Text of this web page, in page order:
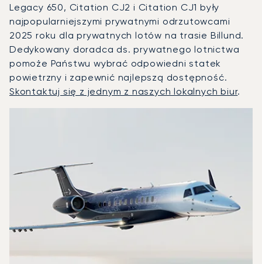
Legacy 650, Citation CJ2 i Citation CJ1 były
najpopularniejszymi prywatnymi odrzutowcami
2025 roku dla prywatnych lotów na trasie Billund.
Dedykowany doradca ds. prywatnego lotnictwa
pomoże Państwu wybrać odpowiedni statek
powietrzny i zapewnić najlepszą dostępność.
Skontaktuj się z jednym z naszych lokalnych biur.